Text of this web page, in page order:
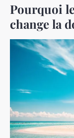
Pourquoi
change la